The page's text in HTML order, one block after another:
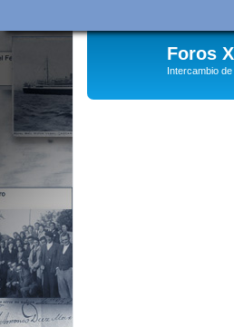
Foros
Intercambio